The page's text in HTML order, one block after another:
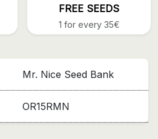
FREE SEEDS
1 for every 35€
Mr. Nice Seed Bank
OR15RMN